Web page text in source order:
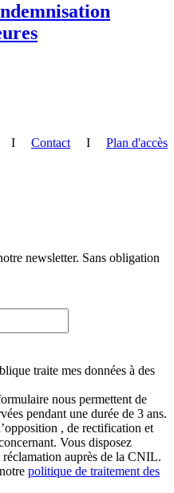
I Contact I Plan d'accès
newsletter. Sans obligation
traite mes données à des
nous permettent de
pendant une durée de 3 ans.
, de rectification et
Vous disposez
auprès de la CNIL.
politique de traitement des